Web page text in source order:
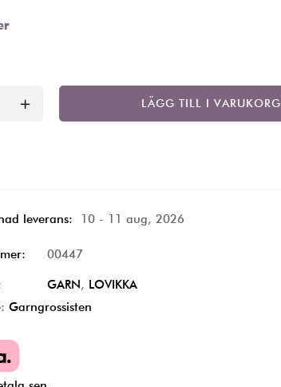
LÄGG TILL I VARUKORG
leverans: 10 - 11 aug, 2026
00447
GARN, LOVIKKA
Garngrossisten